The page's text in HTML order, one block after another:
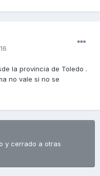
la provincia de Toledo .
no vale si no se
y cerrado a otras